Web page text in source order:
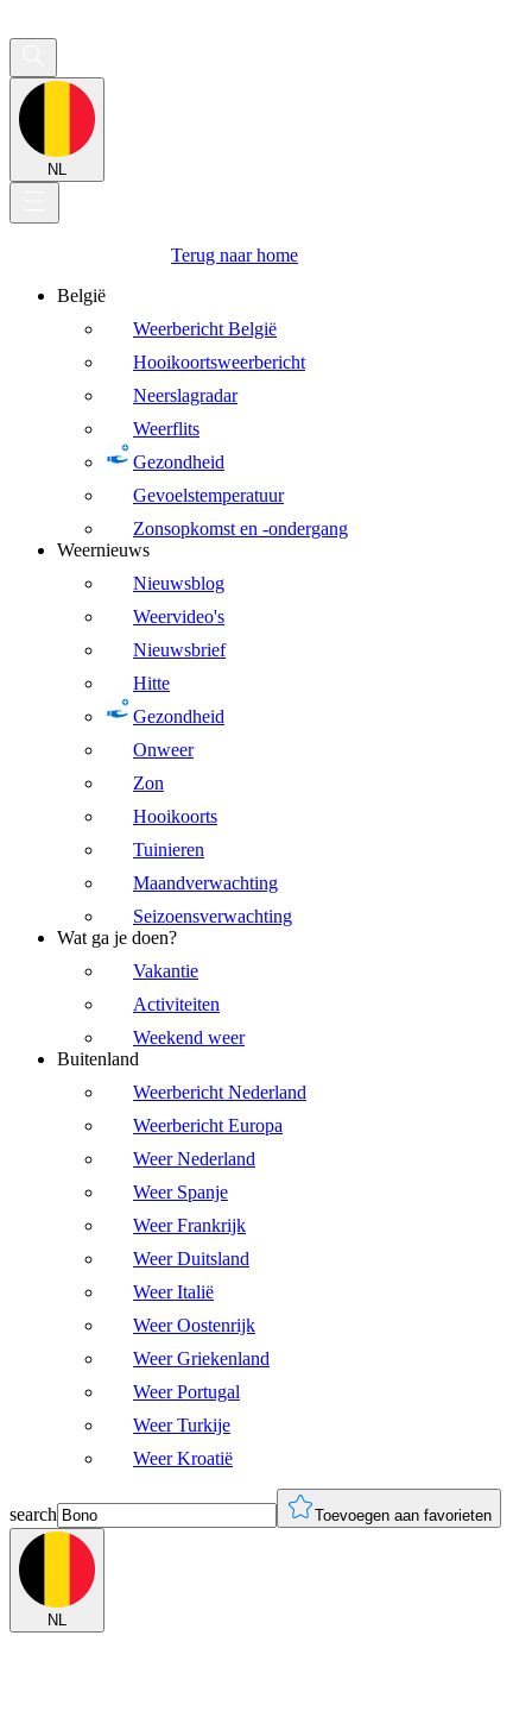
NL
Terug naar home
België
Weerbericht België
Hooikoortsweerbericht
Neerslagradar
Weerflits
Gezondheid
Gevoelstemperatuur
Zonsopkomst en -ondergang
Weernieuws
Nieuwsblog
Weervideo's
Nieuwsbrief
Hitte
Gezondheid
Onweer
Zon
Hooikoorts
Tuinieren
Maandverwachting
Seizoensverwachting
Wat ga je doen?
Vakantie
Activiteiten
Weekend weer
Buitenland
Weerbericht Nederland
Weerbericht Europa
Weer Nederland
Weer Spanje
Weer Frankrijk
Weer Duitsland
Weer Italië
Weer Oostenrijk
Weer Griekenland
Weer Portugal
Weer Turkije
Weer Kroatië
search Toevoegen aan favorieten
NL